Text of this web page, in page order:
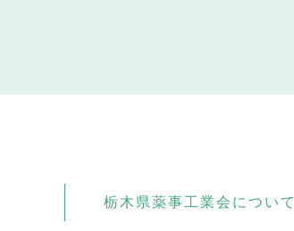
栃木県薬事工業会について